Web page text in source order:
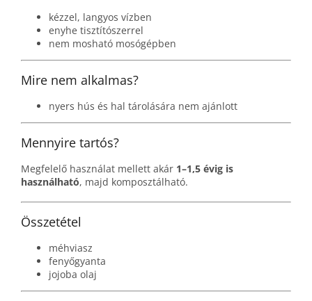
kézzel, langyos vízben
enyhe tisztítószerrel
nem mosható mosógépben
Mire nem alkalmas?
nyers hús és hal tárolására nem ajánlott
Mennyire tartós?
Megfelelő használat mellett akár 1–1,5 évig is
használható, majd komposztálható.
Összetétel
méhviasz
fenyőgyanta
jojoba olaj